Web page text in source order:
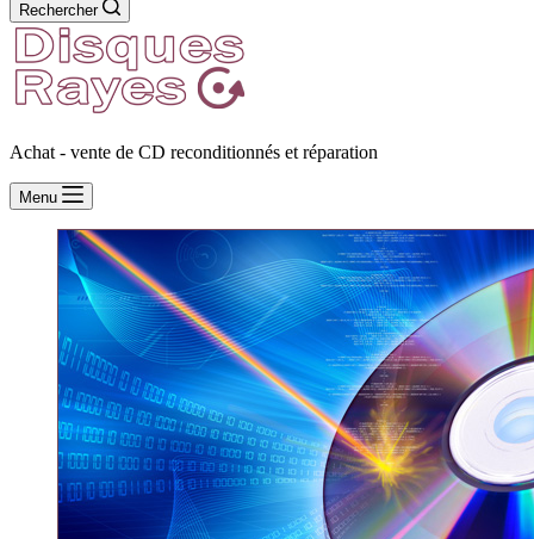
Rechercher
Achat - vente de CD reconditionnés et réparation
Menu